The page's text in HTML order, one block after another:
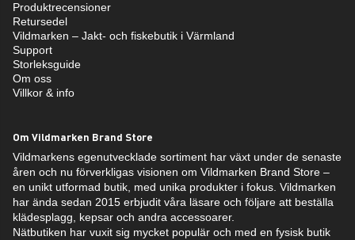
Produktrecensioner
Retursedel
Vildmarken – Jakt- och fiskebutik i Värmland
Support
Storleksguide
Om oss
Villkor & info
Om Vildmarken Brand Store
Vildmarkens egenutvecklade sortiment har växt under de senaste
åren och nu förverkligas visionen om Vildmarken Brand Store –
en unikt utformad butik, med unika produkter i fokus. Vildmarken
har ända sedan 2015 erbjudit våra läsare och följare att beställa
klädesplagg, kepsar och andra accessoarer.
Nätbutiken har vuxit sig mycket populär och med en fysisk butik